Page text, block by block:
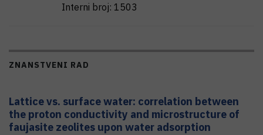
Interni broj: 1503
ZNANSTVENI RAD
Lattice vs. surface water: correlation between
the proton conductivity and microstructure of
faujasite zeolites upon water adsorption